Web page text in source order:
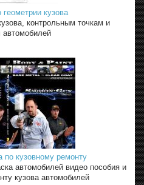
кузова
контрольным точкам и
автомобилей
по кузовному ремонту
автомобилей видео пособия и
кузова автомобилей